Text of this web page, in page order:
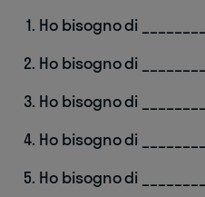
Ho bisogno di
Ho bisogno di
Ho bisogno di
Ho bisogno di
Ho bisogno di